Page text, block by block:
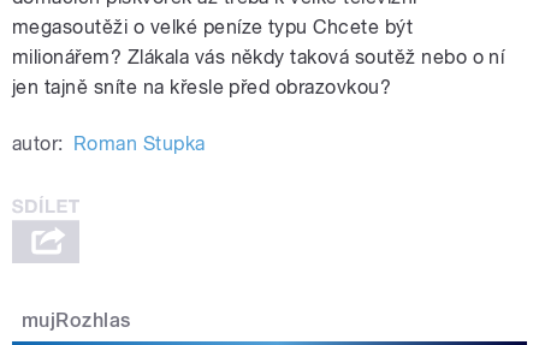
megasoutěži o velké peníze typu Chcete být
milionářem? Zlákala vás někdy taková soutěž nebo o ní
jen tajně sníte na křesle před obrazovkou?
autor: Roman Stupka
mujRozhlas